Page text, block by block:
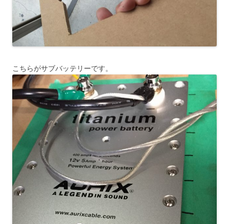
こちらがサブバッテリーです。